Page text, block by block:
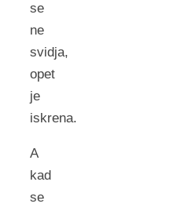
se
ne
svidja,
opet
je
iskrena.
A
kad
se